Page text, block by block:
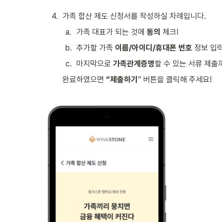
4. 가족 합산 제도 신청서를 작성하실 차례입니다.
a. 가족 대표가 되는 것에 동의 체크!
b. 추가할 가족 이름/아이디/휴대폰 번호 정보 입
c. 마지막으로 가족관계증명할 수 있는 서류 제출
완료하였으면 “제출하기 ” 버튼을 클릭해 주세요!